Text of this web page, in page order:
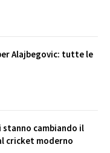
Alajbegovic: tutte le
stanno cambiando il
cricket moderno